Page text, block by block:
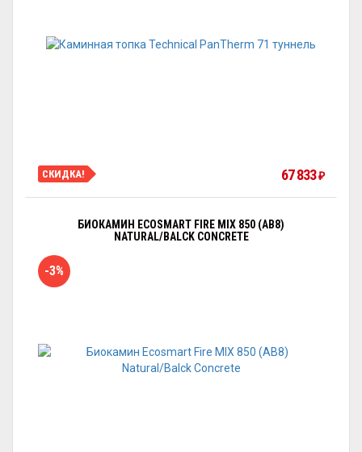
СКИДКА! 67 833₽
БИОКАМИН ECOSMART FIRE MIX 850 (AB8)
NATURAL/BALCK CONCRETE
-3%